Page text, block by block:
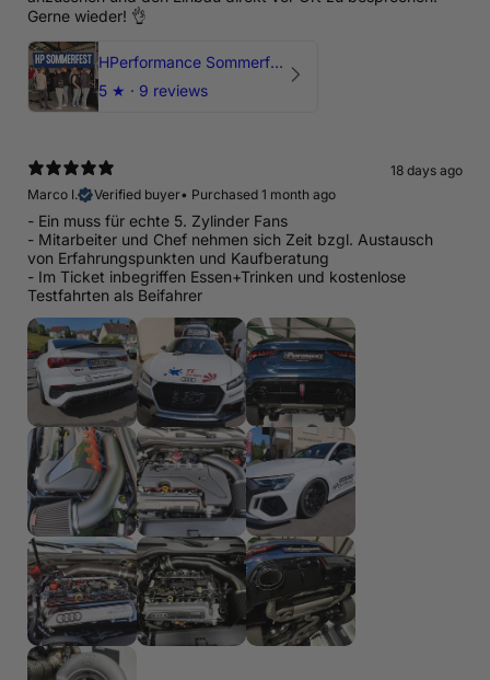
Gerne wieder! 👌
HPerformance Sommerfest 2026
5 ★ · 9 reviews
18 days ago
Marco I.
Verified buyer• Purchased 1 month ago
- Ein muss für echte 5. Zylinder Fans
- Mitarbeiter und Chef nehmen sich Zeit bzgl. Austausch
von Erfahrungspunkten und Kaufberatung
- Im Ticket inbegriffen Essen+Trinken und kostenlose
Testfahrten als Beifahrer